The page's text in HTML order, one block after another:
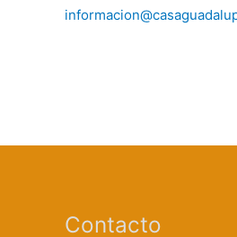
Contacto